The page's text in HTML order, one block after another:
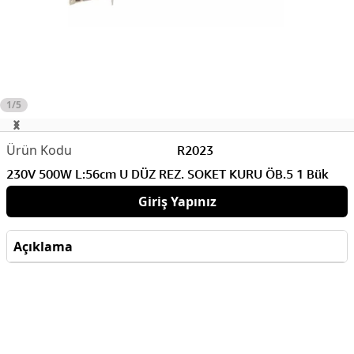
1/5
R2023
230V 500W L:56cm U DÜZ REZ. SOKET KURU ÖB.5 1 Bük
Giriş Yapınız
Açıklama